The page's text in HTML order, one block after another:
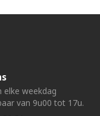
elke weekdag
van 9u00 tot 17u.